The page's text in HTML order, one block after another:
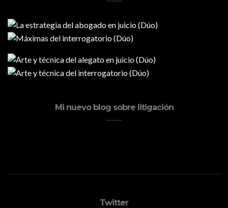
Mi nuevo blog sobre litigación
Twitter